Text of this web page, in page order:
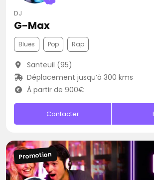
DJ
G-Max
Blues Pop Rap
Santeuil (95)
Déplacement jusqu’à 300 kms
À partir de 900€
Contacter
Promotion